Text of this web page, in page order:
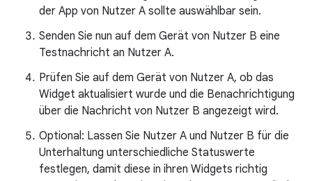
der App von Nutzer A sollte auswählbar sein.
Senden Sie nun auf dem Gerät von Nutzer B eine
Testnachricht an Nutzer A.
Prüfen Sie auf dem Gerät von Nutzer A, ob das
Widget aktualisiert wurde und die Benachrichtigung
über die Nachricht von Nutzer B angezeigt wird.
Optional: Lassen Sie Nutzer A und Nutzer B für die
Unterhaltung unterschiedliche Statuswerte
festlegen, damit diese in ihren Widgets richtig